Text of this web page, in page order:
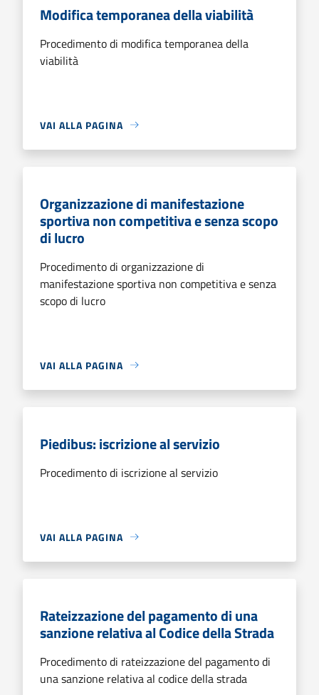
Modifica temporanea della viabilità
Procedimento di modifica temporanea della
viabilità
VAI ALLA PAGINA
Organizzazione di manifestazione
sportiva non competitiva e senza scopo
di lucro
Procedimento di organizzazione di
manifestazione sportiva non competitiva e senza
scopo di lucro
VAI ALLA PAGINA
Piedibus: iscrizione al servizio
Procedimento di iscrizione al servizio
VAI ALLA PAGINA
Rateizzazione del pagamento di una
sanzione relativa al Codice della Strada
Procedimento di rateizzazione del pagamento di
una sanzione relativa al codice della strada